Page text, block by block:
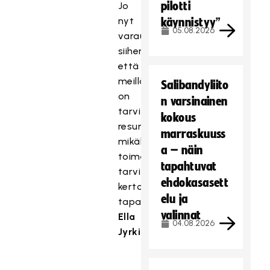
Jo
nyt
varaudumme
siihen,
että
meillä
on
tarvittavat
resurssit,
mikäli
toimenpiteitä
tarvitaan,
kertoo
tapahtumakoordinaattori
Ella
Jyrkinen.
pilotti
käynnistyy”
05.08.2026
Salibandyliito
n varsinainen
kokous
marraskuuss
a – näin
tapahtuvat
ehdokasasett
elu ja
valinnat
04.08.2026